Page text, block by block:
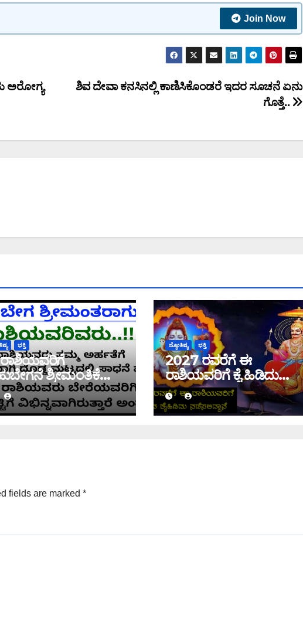
Join Now
ಶಿವ ದೇವಾ ಕನಸಿನಲ್ಲಿ ಕಾಣಿಸಿಕೊಂಡರೆ ಇದರ ಸೂಚನೆ ಏನು
ಗೊತ್ತೆ..
ಅರೋಗ್ಯ
ಭಕ್ತಿ
ಶ್ರೀಮಂತಿಕೆ
ಜ್ಯೋತಿಷ್ಯ ಭಕ್ತಿ
2027 ರವರೆಗೆ ಈ
ರಾಶಿಯವರಿಗೆ ಕೈ ಹಿಡಿದು
ಕಾಪಾಡುತ್ತಾನೆ ಶನಿದೇವ
fields are marked *